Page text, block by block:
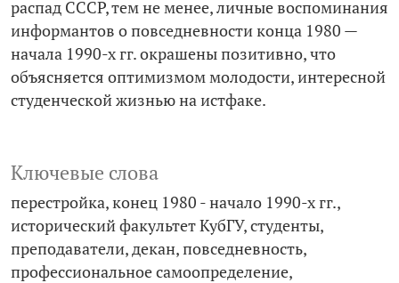
распад СССР, тем не менее, личные воспоминания
информантов о повседневности конца 1980 —
начала 1990-х гг. окрашены позитивно, что
объясняется оптимизмом молодости, интересной
студенческой жизнью на истфаке.
Ключевые слова
перестройка конец 1980 - начало 1990-х гг.
исторический факультет КубГУ студенты
преподаватели декан повседневность
профессиональное самоопределение